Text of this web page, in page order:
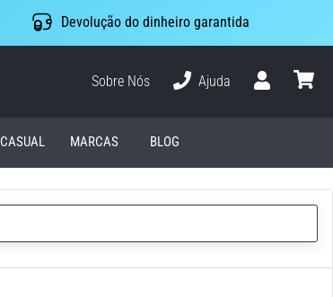
Devolução do dinheiro garantida
Sobre Nós
Ajuda
CASUAL MARCAS BLOG